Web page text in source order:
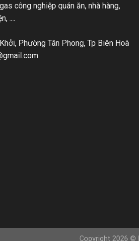
công nghiệp quán ăn, nhà hàng,
....
Phường Tân Phong, Tp Biên Hoà
Copyright 2026 ©